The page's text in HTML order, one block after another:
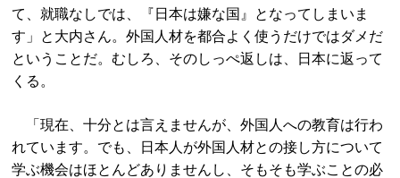
て、就職なしでは、『日本は嫌な国』となってしまいま
す」と大内さん。外国人材を都合よく使うだけではダメだ
ということだ。むしろ、そのしっぺ返しは、日本に返って
くる。
「現在、十分とは言えませんが、外国人への教育は行わ
れています。でも、日本人が外国人材との接し方について
学ぶ機会はほとんどありませんし、そもそも学ぶことの必